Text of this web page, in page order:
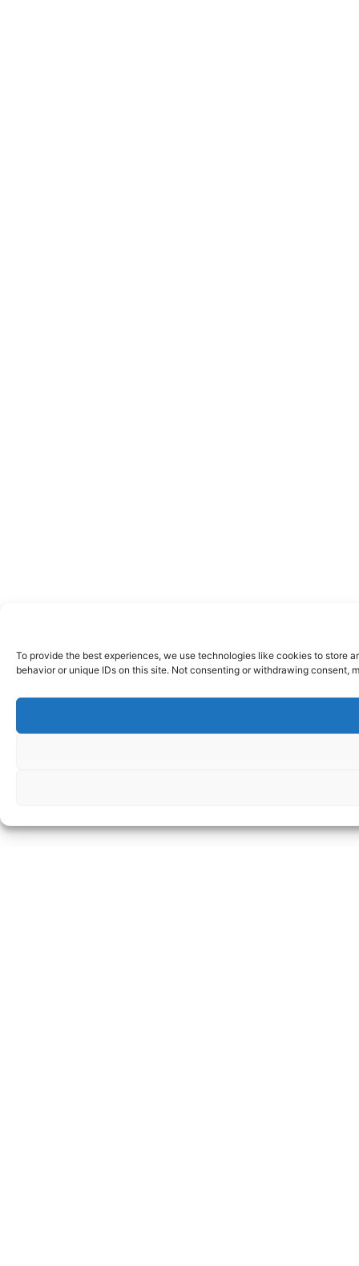
To provide the best experiences, we use technologies like cookies to store
behavior or unique IDs on this site. Not consenting or withdrawing consent,